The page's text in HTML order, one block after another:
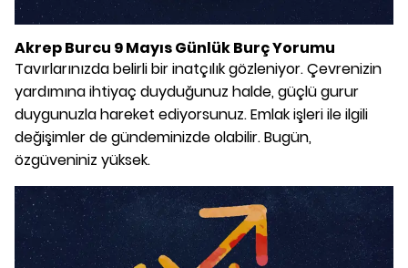
Akrep Burcu 9 Mayıs Günlük Burç Yorumu
Tavırlarınızda belirli bir inatçılık gözleniyor. Çevrenizin
yardımına ihtiyaç duyduğunuz halde, güçlü gurur
duygunuzla hareket ediyorsunuz. Emlak işleri ile ilgili
değişimler de gündeminizde olabilir. Bugün,
özgüveniniz yüksek.